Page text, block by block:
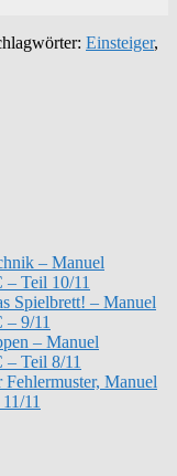
Einsteiger,
– Manuel
Teil 10/11
Spielbrett! – Manuel
9/11
– Manuel
Teil 8/11
Manuel
11